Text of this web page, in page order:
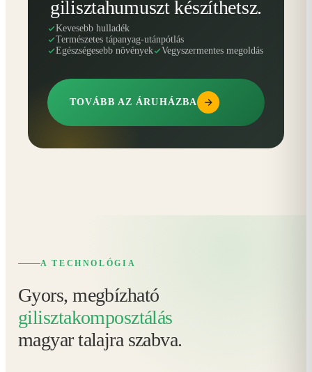
gilisztahumuszt készíthetsz.
Kevesebb hulladék
Természetes tápanyag-utánpótlás
Egészségesebb növények
Vegyszermentes megoldás
TOVÁBB AZ ÁRUHÁZBA
A TECHNOLÓGIA
Gyors, megbízható
gilisztakomposztálás
magyar talajra szabva.